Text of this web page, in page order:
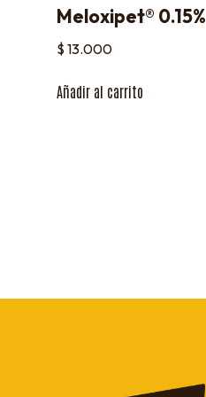
Meloxipet® 0.15%
$ 13.000
Añadir al carrito